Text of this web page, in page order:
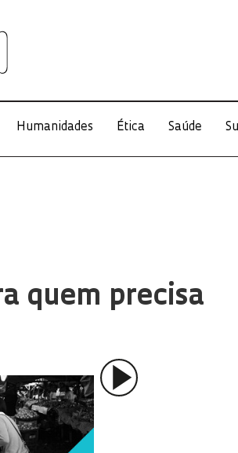
Humanidades Ética Saúde
quem precisa